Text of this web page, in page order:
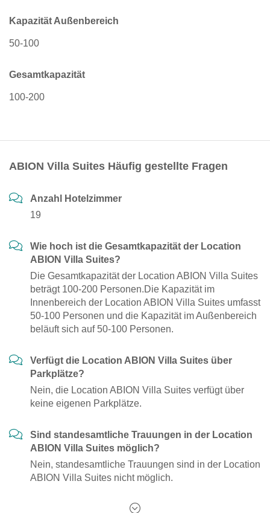
Kapazität Außenbereich
50-100
Gesamtkapazität
100-200
ABION Villa Suites Häufig gestellte Fragen
Anzahl Hotelzimmer
19
Wie hoch ist die Gesamtkapazität der Location
ABION Villa Suites?
Die Gesamtkapazität der Location ABION Villa Suites
beträgt 100-200 Personen.Die Kapazität im
Innenbereich der Location ABION Villa Suites umfasst
50-100 Personen und die Kapazität im Außenbereich
beläuft sich auf 50-100 Personen.
Verfügt die Location ABION Villa Suites über
Parkplätze?
Nein, die Location ABION Villa Suites verfügt über
keine eigenen Parkplätze.
Sind standesamtliche Trauungen in der Location
ABION Villa Suites möglich?
Nein, standesamtliche Trauungen sind in der Location
ABION Villa Suites nicht möglich.